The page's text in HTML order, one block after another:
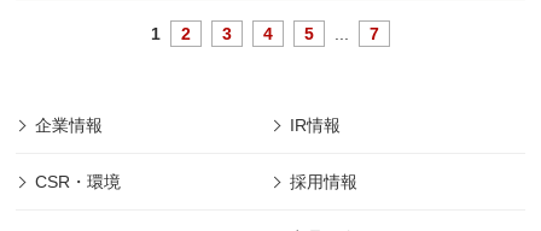
1 2 3 4 5 7
企業情報 IR情報
CSR・環境 採用情報